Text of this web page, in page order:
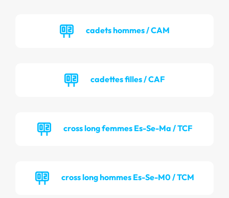
cadets hommes / CAM
cadettes filles / CAF
cross long femmes Es-Se-Ma / TCF
cross long hommes Es-Se-M0 / TCM